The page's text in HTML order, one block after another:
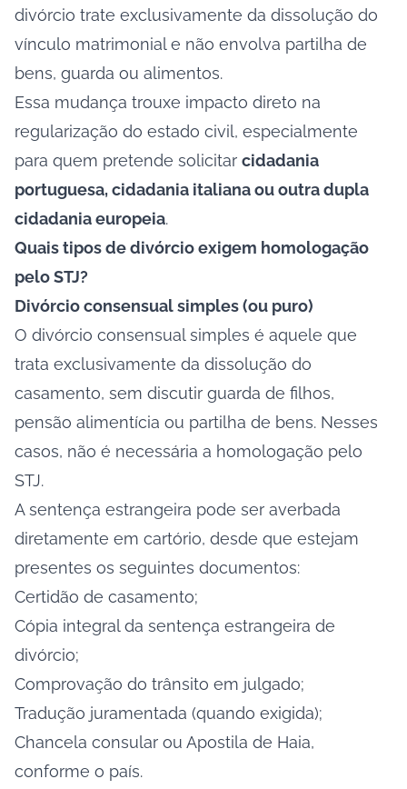
divórcio trate exclusivamente da dissolução do
vínculo matrimonial e não envolva partilha de
bens, guarda ou alimentos.
Essa mudança trouxe impacto direto na
regularização do estado civil, especialmente
para quem pretende solicitar cidadania
portuguesa, cidadania italiana ou outra dupla
cidadania europeia.
Quais tipos de divórcio exigem homologação
pelo STJ?
Divórcio consensual simples (ou puro)
O divórcio consensual simples é aquele que
trata exclusivamente da dissolução do
casamento, sem discutir guarda de filhos,
pensão alimentícia ou partilha de bens. Nesses
casos, não é necessária a homologação pelo
STJ.
A sentença estrangeira pode ser averbada
diretamente em cartório, desde que estejam
presentes os seguintes documentos:
Certidão de casamento;
Cópia integral da sentença estrangeira de
divórcio;
Comprovação do trânsito em julgado;
Tradução juramentada (quando exigida);
Chancela consular ou Apostila de Haia,
conforme o país.